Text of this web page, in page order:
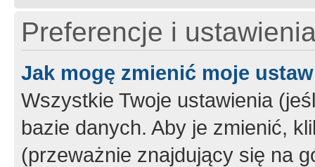
Preferencje i
Jak mogę zmienić moje
Wszystkie Twoje ustawienia
bazie danych. Aby je zmienić,
(przeważnie znajdujący się na